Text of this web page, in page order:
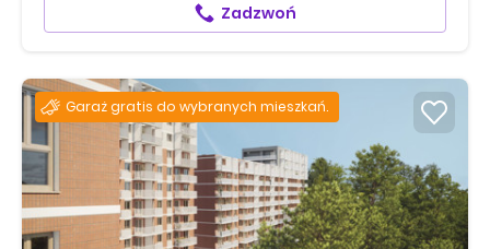
Zadzwoń
Garaż gratis do wybranych mieszkań.